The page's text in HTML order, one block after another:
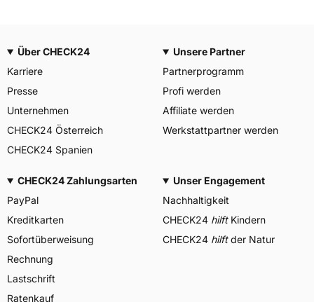
Über CHECK24
Karriere
Presse
Unternehmen
CHECK24 Österreich
CHECK24 Spanien
Unsere Partner
Partnerprogramm
Profi werden
Affiliate werden
Werkstattpartner werden
CHECK24 Zahlungsarten
PayPal
Kreditkarten
Sofortüberweisung
Rechnung
Lastschrift
Ratenkauf
Unser Engagement
Nachhaltigkeit
CHECK24 hilftKindern
CHECK24 hilftder Natur